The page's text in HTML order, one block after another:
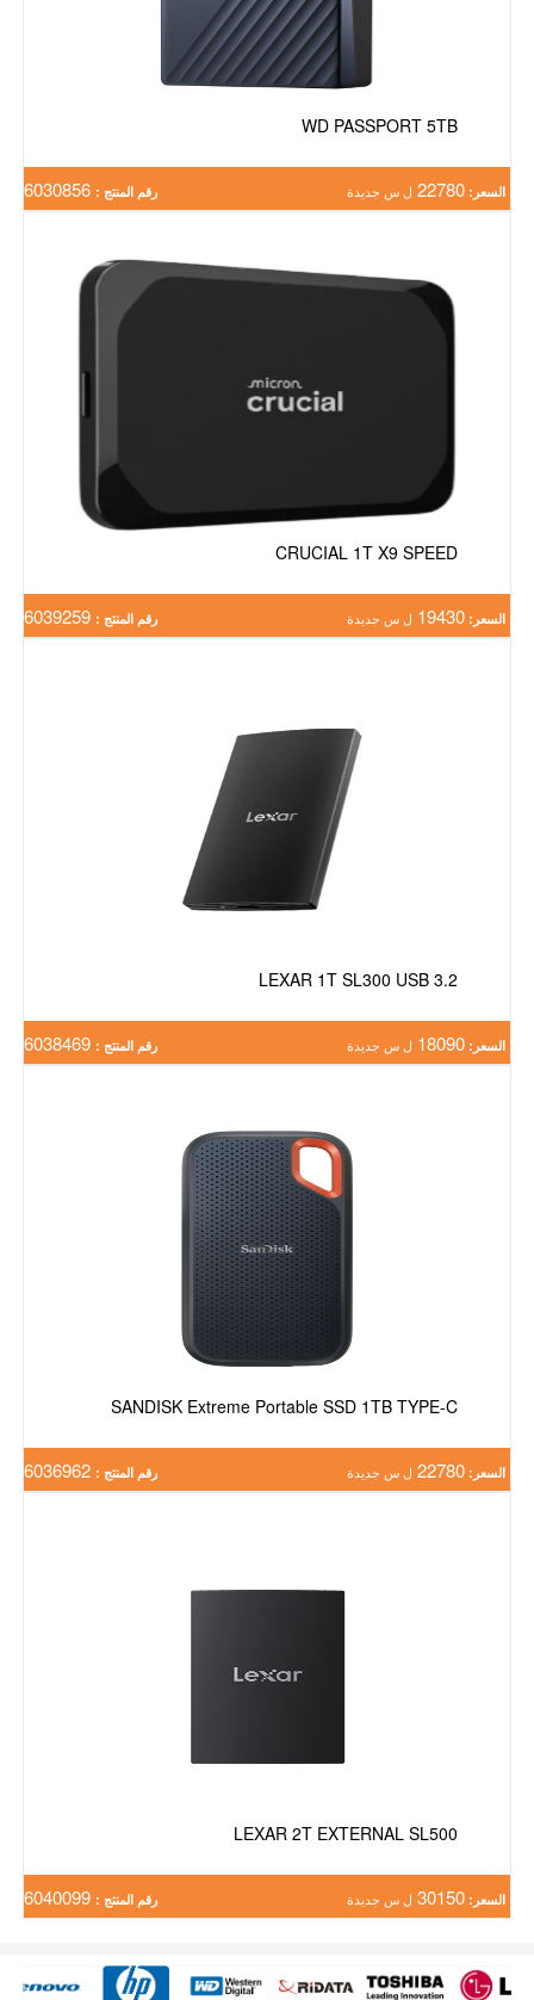
WD PASSPORT 5TB
السعر: 22780 ل س جديدة رقم المنتج :
CRUCIAL 1T X9 SPEED
السعر: 19430 ل س جديدة رقم المنتج :
LEXAR 1T SL300 USB 3.2
السعر: 18090 ل س جديدة رقم المنتج :
SANDISK Extreme Portable SSD 1TB TYPE-C
السعر: 22780 ل س جديدة رقم المنتج :
LEXAR 2T EXTERNAL SL500
السعر: 30150 ل س جديدة رقم المنتج :